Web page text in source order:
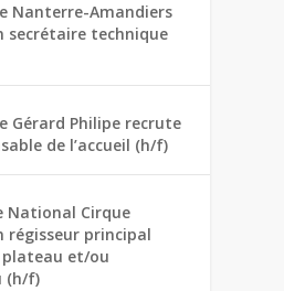
Nanterre-Amandiers
secrétaire technique
Gérard Philipe recrute
de l’accueil (h/f)
National Cirque
régisseur principal
et/ou
(h/f)